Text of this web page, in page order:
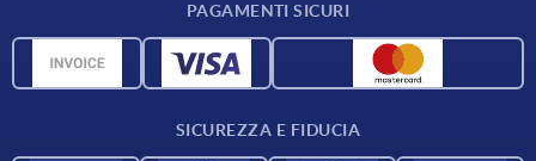
Dati CAD
PAGAMENTI SICURI
SICUREZZA E FIDUCIA